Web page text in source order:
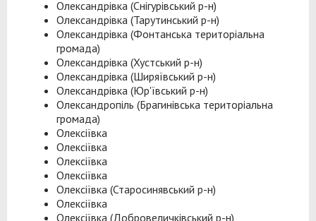
Олександрівка (Снігурівський р-н)
Олександрівка (Тарутинський р-н)
Олександрівка (Фонтанська територіальна
громада)
Олександрівка (Хустський р-н)
Олександрівка (Ширяївський р-н)
Олександрівка (Юр'ївський р-н)
Олександропіль (Брагинівська територіальна
громада)
Олексіївка
Олексіївка
Олексіївка
Олексіївка
Олексіївка (Старосинявський р-н)
Олексіївка
Олексіївка (Добровеличківський р-н)